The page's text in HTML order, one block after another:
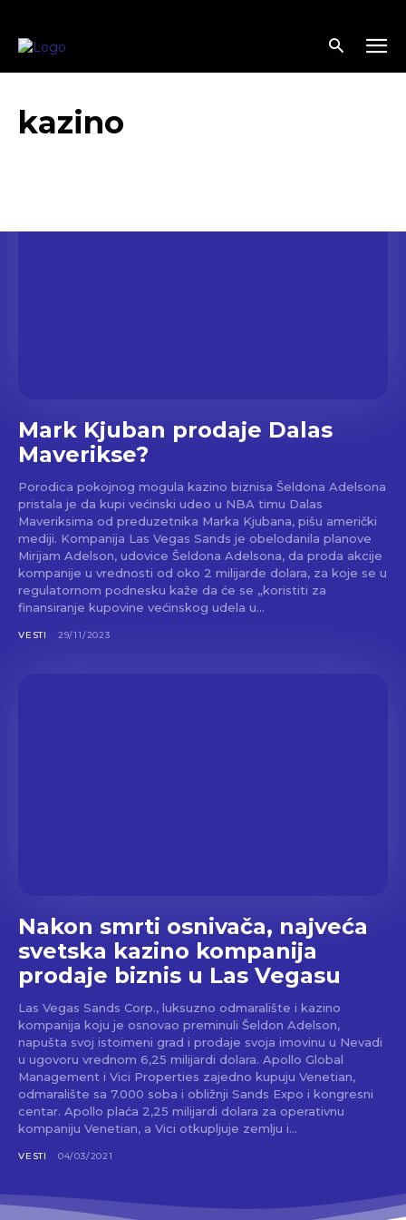
kazino
Mark Kjuban prodaje Dalas
Maverikse?
Porodica pokojnog mogula kazino biznisa Šeldona Adelsona
pristala je da kupi većinski udeo u NBA timu Dalas
Maveriksima od preduzetnika Marka Kjubana, pišu američki
mediji. Kompanija Las Vegas Sands je obelodanila planove
Mirijam Adelson, udovice Šeldona Adelsona, da proda akcije
kompanije u vrednosti od oko 2 milijarde dolara, za koje se u
regulatornom podnesku kaže da će se „koristiti za
finansiranje kupovine većinskog udela u...
VESTI 29/11/2023
Nakon smrti osnivača, najveća
svetska kazino kompanija
prodaje biznis u Las Vegasu
Las Vegas Sands Corp., luksuzno odmaralište i kazino
kompanija koju je osnovao preminuli Šeldon Adelson,
napušta svoj istoimeni grad i prodaje svoja imovinu u Nevadi
u ugovoru vrednom 6,25 milijardi dolara. Apollo Global
Management i Vici Properties zajedno kupuju Venetian,
odmaralište sa 7.000 soba i obližnji Sands Expo i kongresni
centar. Apollo plaća 2,25 milijardi dolara za operativnu
kompaniju Venetian, a Vici otkupljuje zemlju i...
VESTI 04/03/2021